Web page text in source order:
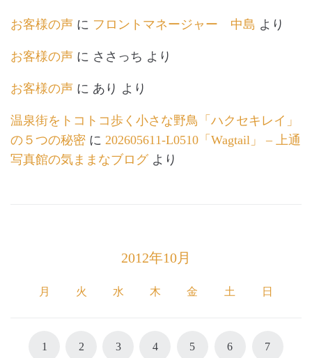
お客様の声 に フロントマネージャー 中島 より
お客様の声 に ささっち より
お客様の声 に あり より
温泉街をトコトコ歩く小さな野鳥「ハクセキレイ」
の５つの秘密 に 202605611-L0510「Wagtail」 – 上通
写真館の気ままなブログより
2012年10月
月 火 水 木 金 土 日
1 2 3 4 5 6 7